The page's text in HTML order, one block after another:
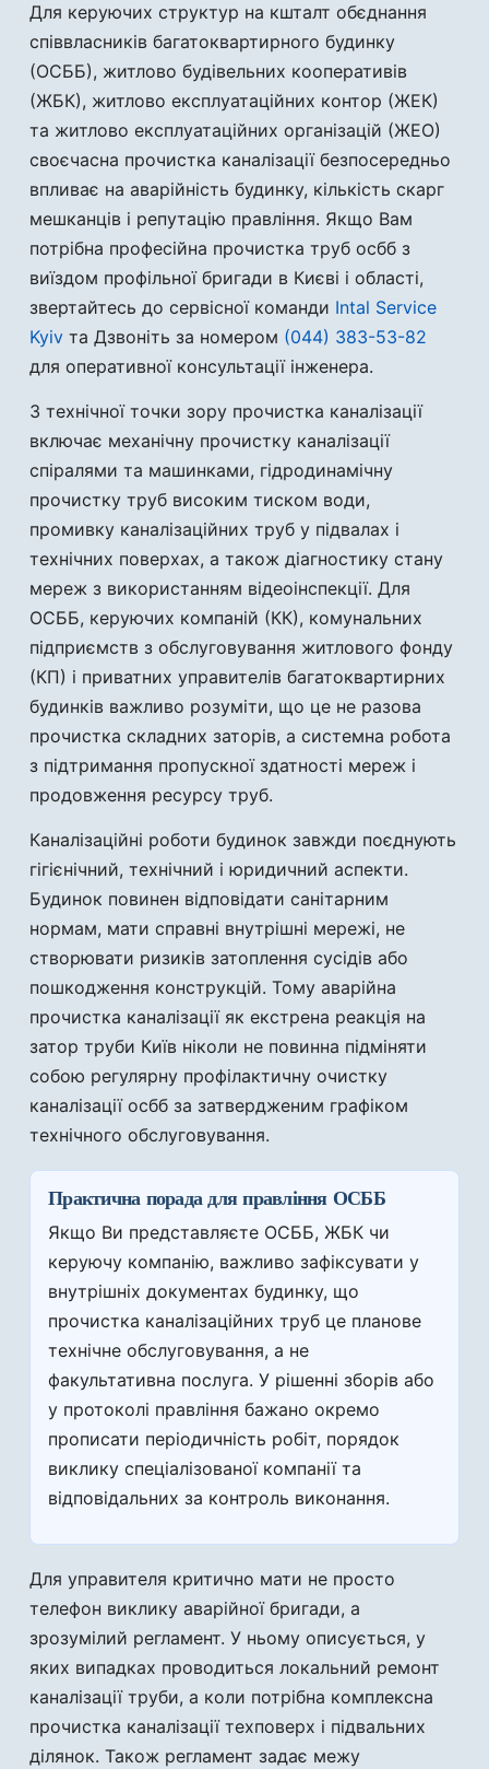
Для керуючих структур на кшталт обєднання
співвласників багатоквартирного будинку
(ОСББ), житлово будівельних кооперативів
(ЖБК), житлово експлуатаційних контор (ЖЕК)
та житлово експлуатаційних організацій (ЖЕО)
своєчасна прочистка каналізації безпосередньо
впливає на аварійність будинку, кількість скарг
мешканців і репутацію правління. Якщо Вам
потрібна професійна прочистка труб осбб з
виїздом профільної бригади в Києві і області,
звертайтесь до сервісної команди Intal Service
Kyiv та Дзвоніть за номером (044) 383-53-82
для оперативної консультації інженера.
З технічної точки зору прочистка каналізації
включає механічну прочистку каналізації
спіралями та машинками, гідродинамічну
прочистку труб високим тиском води,
промивку каналізаційних труб у підвалах і
технічних поверхах, а також діагностику стану
мереж з використанням відеоінспекції. Для
ОСББ, керуючих компаній (КК), комунальних
підприємств з обслуговування житлового фонду
(КП) і приватних управителів багатоквартирних
будинків важливо розуміти, що це не разова
прочистка складних заторів, а системна робота
з підтримання пропускної здатності мереж і
продовження ресурсу труб.
Каналізаційні роботи будинок завжди поєднують
гігієнічний, технічний і юридичний аспекти.
Будинок повинен відповідати санітарним
нормам, мати справні внутрішні мережі, не
створювати ризиків затоплення сусідів або
пошкодження конструкцій. Тому аварійна
прочистка каналізації як екстрена реакція на
затор труби Київ ніколи не повинна підміняти
собою регулярну профілактичну очистку
каналізації осбб за затвердженим графіком
технічного обслуговування.
Практична порада для правління ОСББ
Якщо Ви представляєте ОСББ, ЖБК чи
керуючу компанію, важливо зафіксувати у
внутрішніх документах будинку, що
прочистка каналізаційних труб це планове
технічне обслуговування, а не
факультативна послуга. У рішенні зборів або
у протоколі правління бажано окремо
прописати періодичність робіт, порядок
виклику спеціалізованої компанії та
відповідальних за контроль виконання.
Для управителя критично мати не просто
телефон виклику аварійної бригади, а
зрозумілий регламент. У ньому описується, у
яких випадках проводиться локальний ремонт
каналізації труби, а коли потрібна комплексна
прочистка каналізації техповерх і підвальних
ділянок. Також регламент задає межу